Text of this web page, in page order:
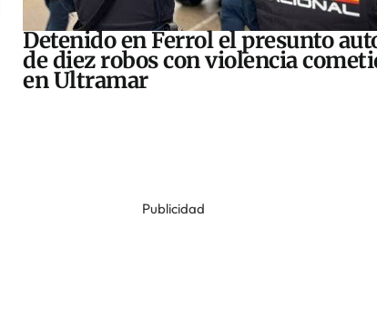
Detenido en Ferrol el presunto
de diez robos con violencia
en Ultramar
Publicidad